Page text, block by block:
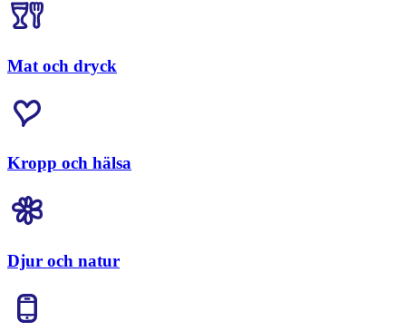
Mat och dryck
Kropp och hälsa
Djur och natur